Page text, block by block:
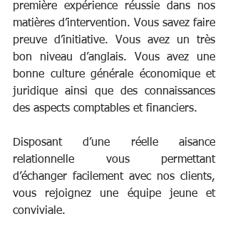
première expérience réussie dans nos
matières d’intervention. Vous savez faire
preuve d’initiative. Vous avez un très
bon niveau d’anglais. Vous avez une
bonne culture générale économique et
juridique ainsi que des connaissances
des aspects comptables et financiers.
Disposant d’une réelle aisance
relationnelle vous permettant
d’échanger facilement avec nos clients,
vous rejoignez une équipe jeune et
conviviale.